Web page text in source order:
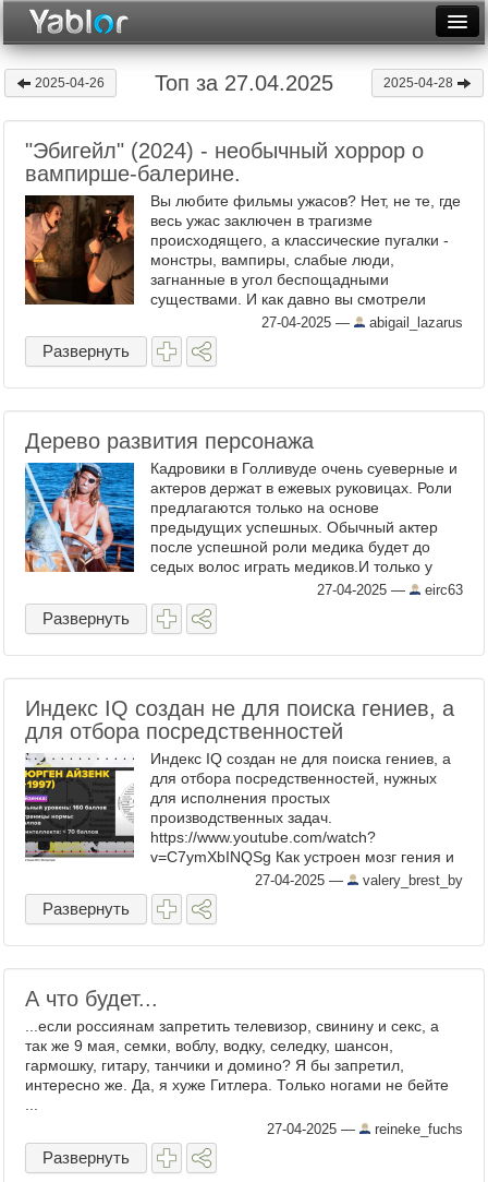
Месяц
Рейтинги
Архив
Фототоп
Видеотоп
2025-04-26 Топ за 27.04.2025 2025-04-28
"Эбигейл" (2024) - необычный хоррор о
вампирше-балерине.
Вы любите фильмы ужасов? Нет, не те, где
весь ужас заключен в трагизме
происходящего, а классические пугалки -
монстры, вампиры, слабые люди,
загнанные в угол беспощадными
существами. И как давно вы смотрели
фильм, где было бы что-то нестандартное
для такого жанра? Наверное, очень ...
27-04-2025 — abigail_lazarus
Развернуть
Дерево развития персонажа
Кадровики в Голливуде очень суеверные и
актеров держат в ежевых руковицах. Роли
предлагаются только на основе
предыдущих успешных. Обычный актер
после успешной роли медика будет до
седых волос играть медиков.И только у
супер свезд линия развития может
немного ветвиться. Вот тут я ...
27-04-2025 — eirc63
Развернуть
Индекс IQ создан не для поиска гениев, а
для отбора посредственностей
Индекс IQ создан не для поиска гениев, а
для отбора посредственностей, нужных
для исполнения простых
производственных задач.
https://www.youtube.com/watch?
v=C7ymXbINQSg Как устроен мозг гения и
чем он отличается от мозга обычного
человека? Кто же такие вундеркинды на
самом деле? И ...
27-04-2025 — valery_brest_by
Развернуть
А что будет...
...если россиянам запретить телевизор, свинину и секс, а
так же 9 мая, семки, воблу, водку, селедку, шансон,
гармошку, гитару, танчики и домино? Я бы запретил,
интересно же. Да, я хуже Гитлера. Только ногами не бейте
27-04-2025 — reineke_fuchs
Развернуть